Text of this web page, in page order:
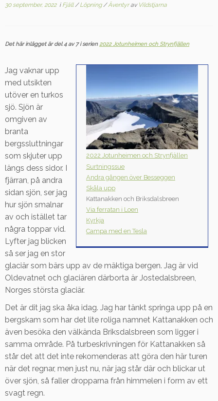
30 september, 2022i Fjäll/Löpning/Äventyrav Vildstjarna
Det här inlägget är del 4 av 7 i serien2022 Jotunheimen och Strynfjällen
2022 Jotunheimen och Strynfjällen
Surtningssue
Andra gången över Besseggen
Skåla upp
Kattanakken och Briksdalsbreen
Via ferratan i Loen
Kyrkja
Campa med en Tesla
Jag vaknar upp
med utsikten
utöver en turkos
sjö. Sjön är
omgiven av
branta
bergssluttningar
som skjuter upp
längs dess sidor. I
fjärran, på andra
sidan sjön, ser jag
hur sjön smalnar
av och istället tar
några toppar vid.
Lyfter jag blicken
så ser jag en stor
glaciär som bärs upp av de mäktiga bergen. Jag är vid
Oldevatnet och glaciären därborta är Jostedalsbreen,
Norges största glaciär.
Det är dit jag ska åka idag. Jag har tänkt springa upp på en
bergskam som har det lite roliga namnet Kattanakken och
även besöka den välkända Briksdalsbreen som ligger i
samma område. På turbeskrivningen för Kattanakken så
står det att det inte rekomenderas att göra den här turen
när det regnar, men just nu, när jag står där och blickar ut
över sjön, så faller dropparna från himmelen i form av ett
svagt regn.